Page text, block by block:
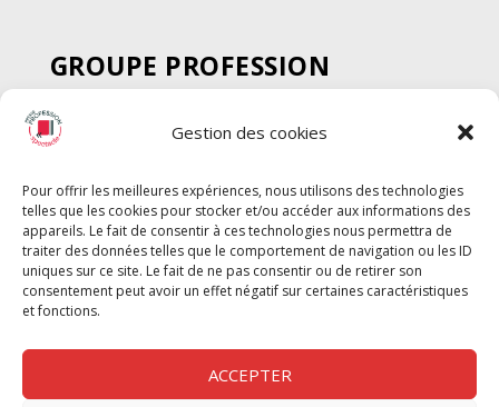
Gestion des cookies
Pour offrir les meilleures expériences, nous utilisons des technologies
telles que les cookies pour stocker et/ou accéder aux informations des
appareils. Le fait de consentir à ces technologies nous permettra de
traiter des données telles que le comportement de navigation ou les ID
uniques sur ce site. Le fait de ne pas consentir ou de retirer son
consentement peut avoir un effet négatif sur certaines caractéristiques
et fonctions.
ACCEPTER
GROUPE PROFESSION
SPECTACLE
Chèque Intermittents
Chèque Compta
Chèque Emploi Spectacle
G-Pods
Profession Audio-visuel